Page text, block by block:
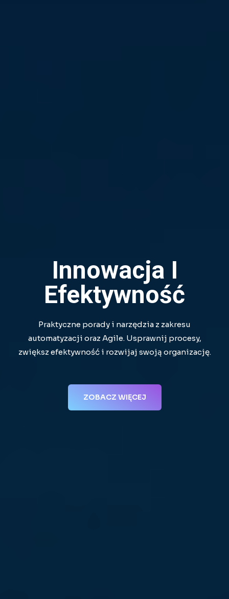
Innowacja I
Efektywność
Praktyczne porady i narzędzia z zakresu
automatyzacji oraz Agile. Usprawnij procesy,
zwiększ efektywność i rozwijaj swoją organizację.
ZOBACZ WIĘCEJ